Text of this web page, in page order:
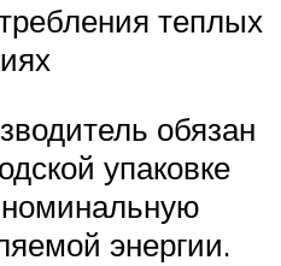
теплых
обязан
упаковке
энергии.